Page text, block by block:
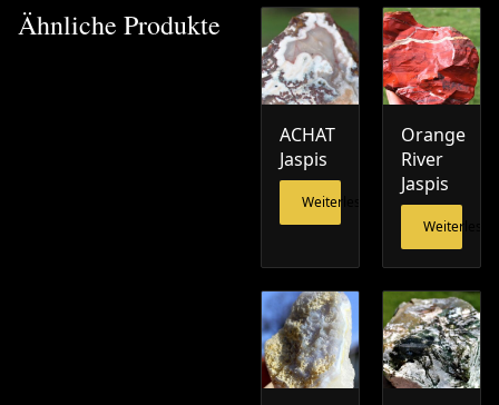
Ähnliche Produkte
ACHAT
Jaspis
Weiterlesen
Orange
River
Jaspis
Weiterlesen